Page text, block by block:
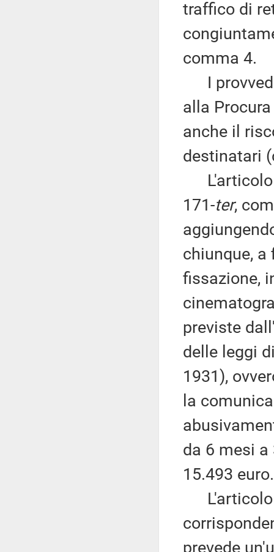
traffico di
comma 4.
I
alla
anche il
destinatari
L'articolo
171-ter,
chiunque, a
fissazione,
previste
delle leggi
1931),
la
da 6 mesi a
15.493 euro.
L'articolo
prevede